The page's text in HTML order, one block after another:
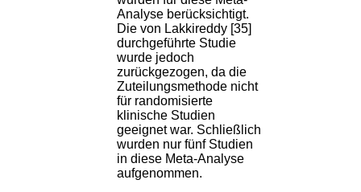
Analyse berücksichtigt.
Die von Lakkireddy [35]
durchgeführte Studie
wurde jedoch
zurückgezogen, da die
Zuteilungsmethode nicht
für randomisierte
klinische Studien
geeignet war. Schließlich
wurden nur fünf Studien
in diese Meta-Analyse
aufgenommen.